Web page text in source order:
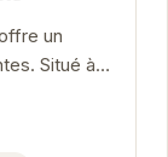
un
Situé à
propose